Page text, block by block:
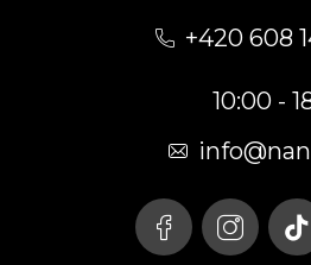
+420 608
10:00 -